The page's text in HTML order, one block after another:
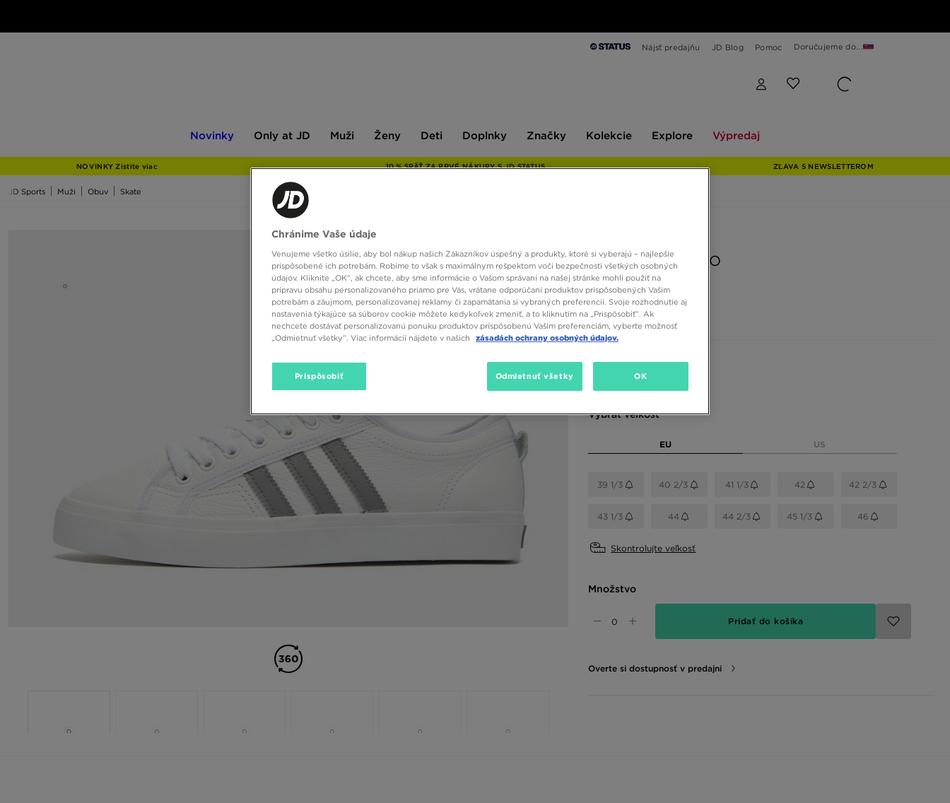
Nájsť predajňu JD Blog Pomoc Doručujeme do...
Novinky
JD
Only at JD Muži Ženy Deti Doplnky Značky Kolekcie Explore Výpredaj
NOVINKY Zistite viac 10 % SPÄŤ ZA PRVÉ NÁKUPY S JD STATUS ZĽAVA S NEWSLETTEROM
JD Sports Muži Obuv Skate
ADIDAS NIZZA LO
75,00 €
Dostupné farby
Vybrať veľkosť
EU US
39 1/3 40 2/3 41 1/3 42 42 2/3
43 1/3 44 44 2/3 45 1/3 46
Skontrolujte veľkosť
Množstvo
Pridať do košíka
Overte si dostupnosť v predajni
Chránime Vaše údaje
Venujeme všetko úsilie, aby bol nákup našich Zákazníkov úspešný a produkty, ktoré si vyberajú – najlepšie
prispôsobené ich potrebám. Robíme to však s maximálnym rešpektom voči bezpečnosti všetkých osobných
údajov. Kliknite „OK”, ak chcete, aby sme informácie o Vašom správaní na našej stránke mohli použiť na
prípravu obsahu personalizovaného priamo pre Vás, vrátane odporúčaní produktov prispôsobených Vašim
potrebám a záujmom, personalizovanej reklamy či zapamätania si vybraných preferencií. Svoje rozhodnutie aj
nastavenia týkajúce sa súborov cookie môžete kedykoľvek zmeniť, a to kliknutím na „Prispôsobiť”. Ak
nechcete dostávať personalizovanú ponuku produktov prispôsobenú Vašim preferenciám, vyberte možnosť
„Odmietnuť všetky”. Viac informácií nájdete v našich
zásadách ochrany osobných údajov.
Prispôsobiť Odmietnuť všetky OK